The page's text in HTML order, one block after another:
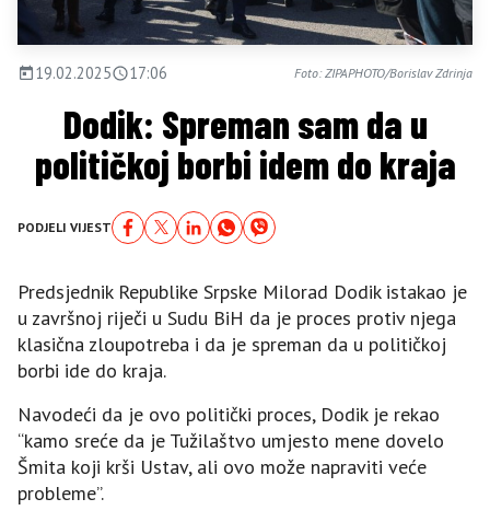
19.02.2025 17:06 Foto: ZIPAPHOTO/Borislav Zdrinja
Dodik: Spreman sam da u
političkoj borbi idem do kraja
PODJELI VIJEST
Predsjednik Republike Srpske Milorad Dodik istakao je
u završnoj riječi u Sudu BiH da je proces protiv njega
klasična zloupotreba i da je spreman da u političkoj
borbi ide do kraja.
Navodeći da je ovo politički proces, Dodik je rekao
“kamo sreće da je Tužilaštvo umjesto mene dovelo
Šmita koji krši Ustav, ali ovo može napraviti veće
probleme”.